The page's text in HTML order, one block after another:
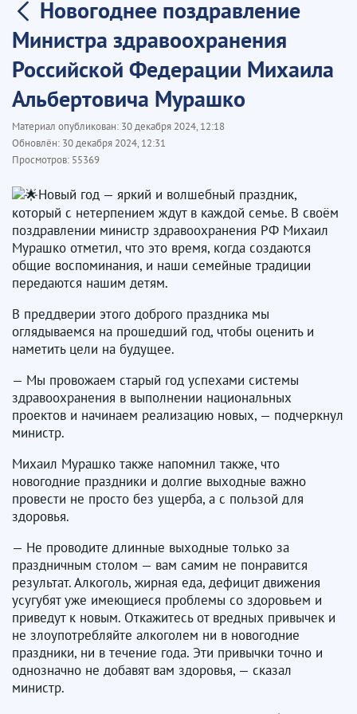
Новогоднее поздравление
Министра здравоохранения
Российской Федерации Михаила
Альбертовича Мурашко
Материал опубликован: 30 декабря 2024, 12:18
Обновлён: 30 декабря 2024, 12:31
Просмотров: 55369
Новый год — яркий и волшебный праздник,
который с нетерпением ждут в каждой семье. В своём
поздравлении министр здравоохранения РФ Михаил
Мурашко отметил, что это время, когда создаются
общие воспоминания, и наши семейные традиции
передаются нашим детям.
В преддверии этого доброго праздника мы
оглядываемся на прошедший год, чтобы оценить и
наметить цели на будущее.
— Мы провожаем старый год успехами системы
здравоохранения в выполнении национальных
проектов и начинаем реализацию новых, — подчеркнул
министр.
Михаил Мурашко также напомнил также, что
новогодние праздники и долгие выходные важно
провести не просто без ущерба, а с пользой для
здоровья.
— Не проводите длинные выходные только за
праздничным столом — вам самим не понравится
результат. Алкоголь, жирная еда, дефицит движения
усугубят уже имеющиеся проблемы со здоровьем и
приведут к новым. Откажитесь от вредных привычек и
не злоупотребляйте алкоголем ни в новогодние
праздники, ни в течение года. Эти привычки точно и
однозначно не добавят вам здоровья, — сказал
министр.